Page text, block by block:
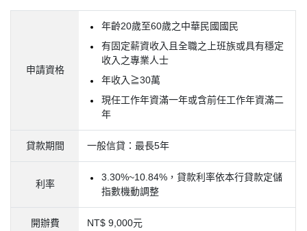
申請資格
年齡20歲至60歲之中華民國國民
有固定薪資收入且全職之上班族或具有穩定
收入之專業人士
年收入≧30萬
現任工作年資滿一年或含前任工作年資滿二
年
貸款期間 一般信貸：最長5年
利率
3.30%~10.84%，貸款利率依本行貸款定儲
指數機動調整
開辦費 NT$ 9,000元